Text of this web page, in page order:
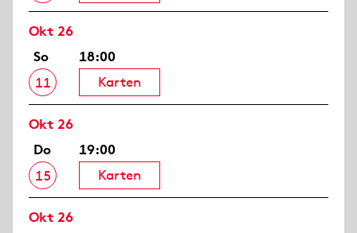
Okt 26
So
11
18:00
Karten
Okt 26
Do
15
19:00
Karten
Okt 26